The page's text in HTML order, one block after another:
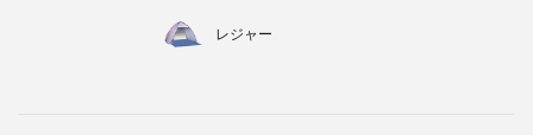
レジャー